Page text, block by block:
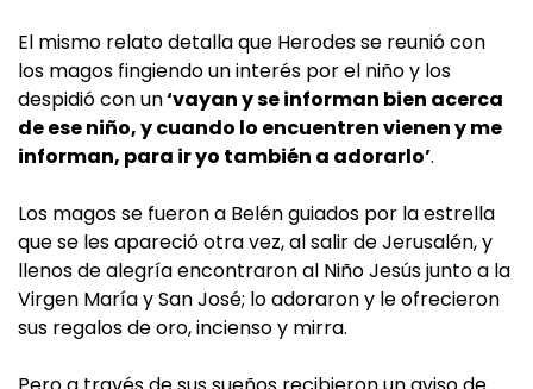
El mismo relato detalla que Herodes se reunió con
los magos fingiendo un interés por el niño y los
despidió con un‘vayan y se informan bien acerca
de ese niño, y cuando lo encuentren vienen y me
informan, para ir yo también a adorarlo’.
Los magos se fueron a Belén guiados por la estrella
que se les apareció otra vez, al salir de Jerusalén, y
llenos de alegría encontraron al Niño Jesús junto a la
Virgen María y San José; lo adoraron y le ofrecieron
sus regalos de oro, incienso y mirra.